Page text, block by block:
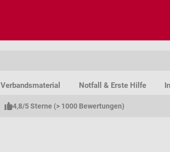
Verbandsmaterial Notfall & Erste Hilfe
4,8/5 Sterne (> 1000 Bewertungen)